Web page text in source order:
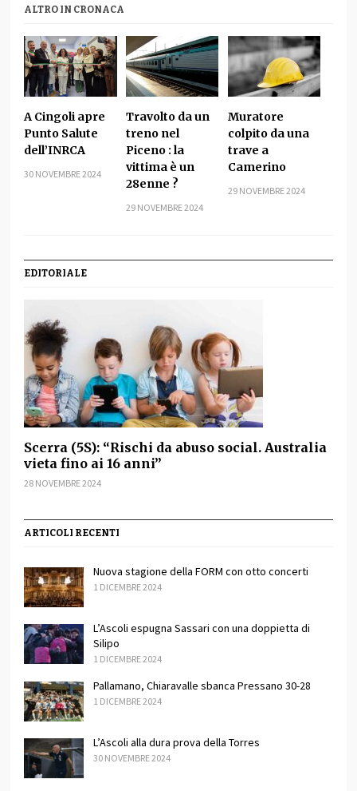
ALTRO IN CRONACA
A Cingoli apre
Punto Salute
dell’INRCA
30 NOVEMBRE 2024
Travolto da un
treno nel
Piceno : la
vittima è un
28enne ?
29 NOVEMBRE 2024
Muratore
colpito da una
trave a
Camerino
29 NOVEMBRE 2024
EDITORIALE
Scerra (5S): “Rischi da abuso social. Australia
vieta fino ai 16 anni”
28 NOVEMBRE 2024
ARTICOLI RECENTI
Nuova stagione della FORM con otto concerti
1 DICEMBRE 2024
L’Ascoli espugna Sassari con una doppietta di
Silipo
1 DICEMBRE 2024
Pallamano, Chiaravalle sbanca Pressano 30-28
1 DICEMBRE 2024
L’Ascoli alla dura prova della Torres
30 NOVEMBRE 2024